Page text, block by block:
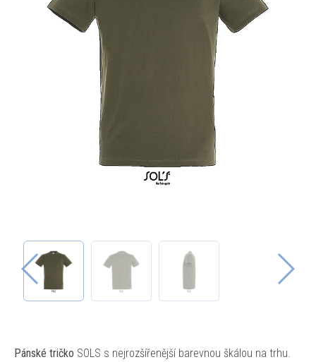
Pánské tričko SOLS s nejrozšířenější barevnou škálou na trhu.